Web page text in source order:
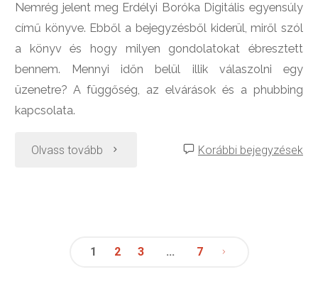
Nemrég jelent meg Erdélyi Boróka Digitális egyensúly
című könyve. Ebből a bejegyzésből kiderül, miről szól
a könyv és hogy milyen gondolatokat ébresztett
bennem. Mennyi időn belül illik válaszolni egy
üzenetre? A függőség, az elvárások és a phubbing
kapcsolata.
Olvass tovább "Digitális Korábbi bejegyzések
1 2 3 … 7